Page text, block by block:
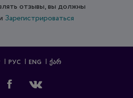
отзывы, вы должны
Зарегистрироваться
РУС ENG ᲥᲐᲠ